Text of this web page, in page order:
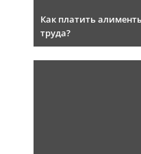
Как платить
труда?